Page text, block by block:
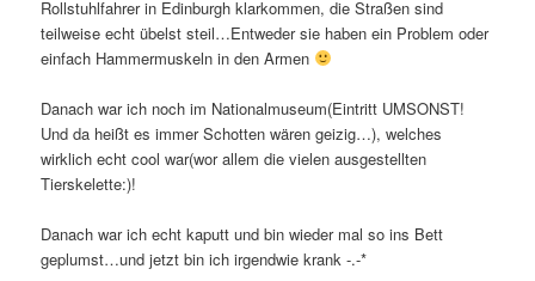
Rollstuhlfahrer in Edinburgh klarkommen, die Straßen sind
teilweise echt übelst steil…Entweder sie haben ein Problem oder
einfach Hammermuskeln in den Armen
Danach war ich noch im Nationalmuseum(Eintritt UMSONST!
Und da heißt es immer Schotten wären geizig…), welches
wirklich echt cool war(wor allem die vielen ausgestellten
Tierskelette:)!
Danach war ich echt kaputt und bin wieder mal so ins Bett
geplumst…und jetzt bin ich irgendwie krank -.-*